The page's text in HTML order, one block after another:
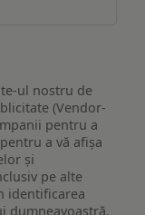
ul nostru de
(Vendor-
pentru a
a vă afișa
și
pe alte
identificarea
dumneavoastră.